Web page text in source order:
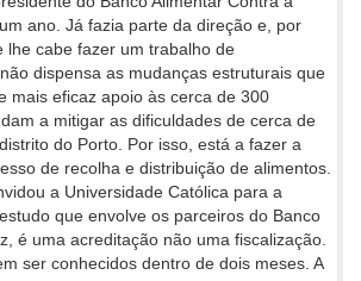
ano. Já fazia parte da direção e, por
lhe cabe fazer um trabalho de
dispensa as mudanças estruturais que
mais eficaz apoio às cerca de 300
a mitigar as dificuldades de cerca de
do Porto. Por isso, está a fazer a
de recolha e distribuição de alimentos.
a Universidade Católica para a
que envolve os parceiros do Banco
é uma acreditação não uma fiscalização.
ser conhecidos dentro de dois meses. A